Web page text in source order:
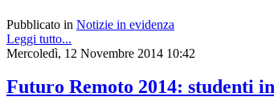
Pubblicato in Notizie in evidenza
Leggi tutto...
Mercoledì, 12 Novembre 2014 10:42
Futuro Remoto 2014: studenti